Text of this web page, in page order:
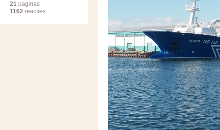
21 paginas
1162 reacties